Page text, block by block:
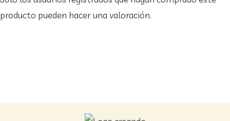
producto pueden hacer una valoración.